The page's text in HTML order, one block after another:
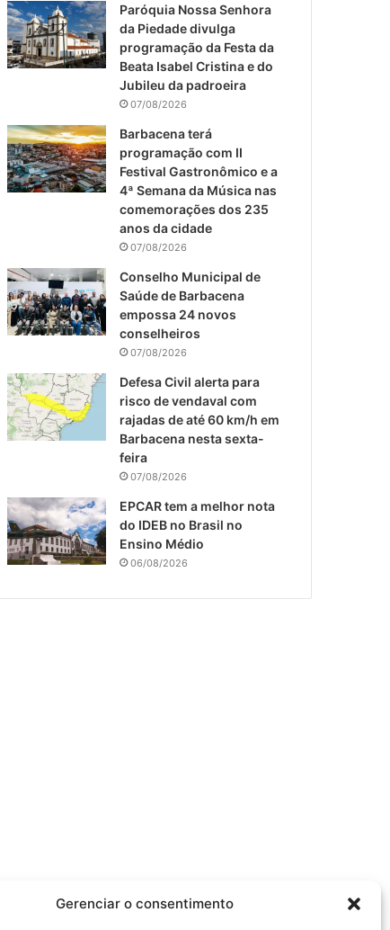
Gerenciar o consentimento
o
o
k
b
e
g
r
a
Paróquia Nossa Senhora
da Piedade divulga
programação da Festa da
Beata Isabel Cristina e do
Jubileu da padroeira
07/08/2026
Barbacena terá
programação com II
Festival Gastronômico e a
4ª Semana da Música nas
comemorações dos 235
anos da cidade
07/08/2026
Conselho Municipal de
Saúde de Barbacena
empossa 24 novos
conselheiros
07/08/2026
Defesa Civil alerta para
risco de vendaval com
rajadas de até 60 km/h em
Barbacena nesta sexta-
feira
07/08/2026
EPCAR tem a melhor nota
do IDEB no Brasil no
Ensino Médio
06/08/2026